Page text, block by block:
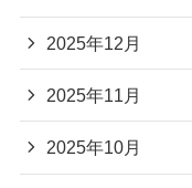
2025年12月
2025年11月
2025年10月